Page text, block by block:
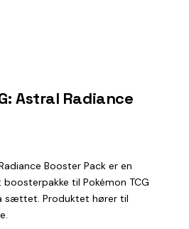
Astral Radiance
Booster Pack er en
til Pokémon TCG
sættet. Produktet hører til